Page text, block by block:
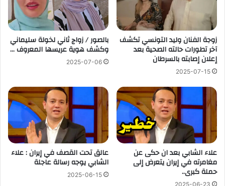
زوجة الفنان وليد التونسي تكشف
آخر تطورات حالته الصحية بعد
إعلان إصابته بالسرطان
2025-07-15
بالصور / زواج ثاني لخولة سليماني
وكشف هوية عريسها المعروف …
2025-07-06
علاء الشابي بعد ان حكى عن
مغامرته في إيران يتعرض إلى
حملة كبرى..
2025-06-23
عالق تحت القصف في إيران : علاء
الشابي يوجه رسالة عاجلة
2025-06-15